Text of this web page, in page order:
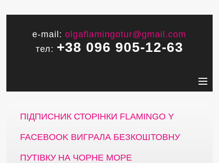
e-mail:olgaflamingotur@gmail.com
тел: +38 096 905-12-63
ПІДПИСНИК СТОРІНКИ FLAMINGO Y
FACEBOOK ВИГРАЛА БЕЗКОШТОВНУ
ПУТІВКУ НА ЧОРНЕ МОРЕ